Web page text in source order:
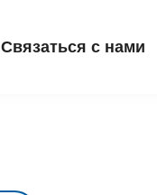
Связаться с нами